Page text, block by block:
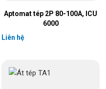
Aptomat tép 2P 80-100A, ICU
6000
Liên hệ